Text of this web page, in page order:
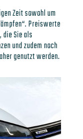
Zeit sowohl um
Preiswerte
Sie als
und zudem noch
genutzt werden.